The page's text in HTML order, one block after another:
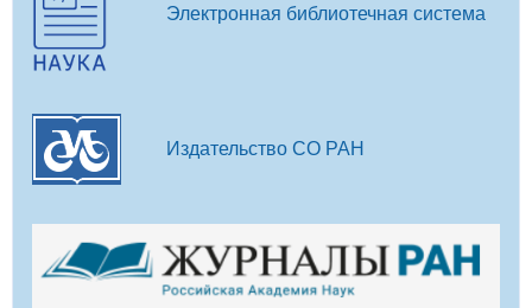
Электронная библиотечная система
Издательство СО РАН